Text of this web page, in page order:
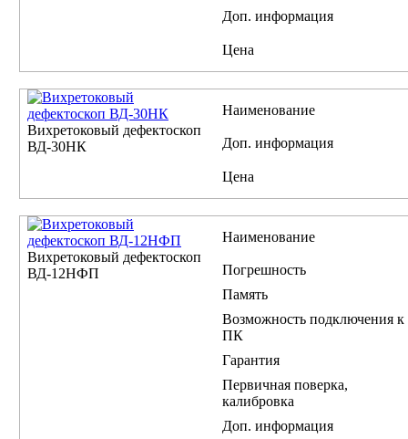
Доп. информация
Цена
Вихретоковый дефектоскоп
ВД-30НК
Наименование
Доп. информация
Цена
Вихретоковый дефектоскоп
ВД-12НФП
Наименование
Погрешность
Память
Возможность подключения к
ПК
Гарантия
Первичная поверка,
калибровка
Доп. информация